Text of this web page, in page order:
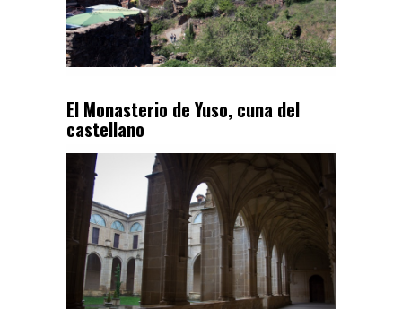
El Monasterio de Yuso, cuna del
castellano